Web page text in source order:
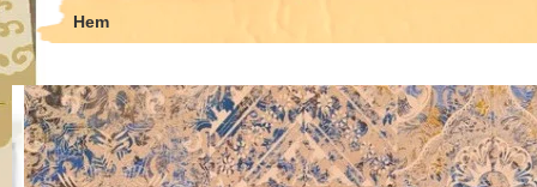
Hem